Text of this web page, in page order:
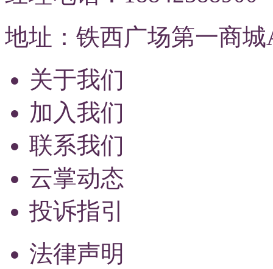
地址：铁西广场第一商城
关于我们
加入我们
联系我们
云掌动态
投诉指引
法律声明